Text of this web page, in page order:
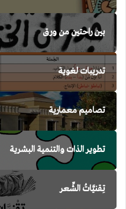
بين راحتين من ورق
تدريبات لغوية
تصاميم معمارية
تطوير الذات والتنمية البشرية
تِقنيَّاتُ الشِّعر